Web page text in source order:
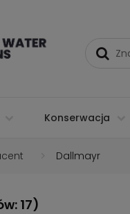
Konserwacja
Dallmayr
17)